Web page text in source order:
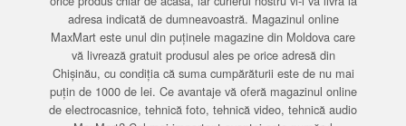
adresa indicată de dumneavoastră. Magazinul online
MaxMart este unul din puținele magazine din Moldova care
vă livrează gratuit produsul ales pe orice adresă din
Chișinău, cu condiția că suma cumpărăturii este de nu mai
puțin de 1000 de lei. Ce avantaje vă oferă magazinul online
de electrocasnice, tehnică foto, tehnică video, tehnică audio